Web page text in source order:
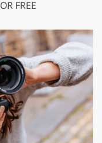
FREE